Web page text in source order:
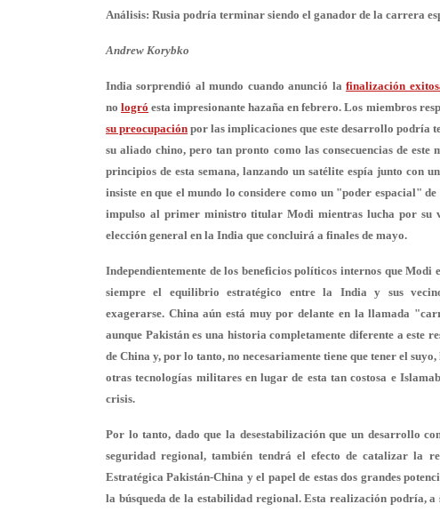
Análisis: Rusia podría terminar siendo el ganador de la carrera
Andrew Korybko
India sorprendió al mundo cuando anunció lafinalización
nologró esta impresionante hazaña en febrero. Los miembros
su preocupación por las implicaciones que este desarrollo podría
su aliado chino, pero tan pronto como las consecuencias de este
principios de esta semana, lanzando un satélite espía junto con
insiste en que el mundo lo considere como un "poder espacial"
impulso al primer ministro titular Modi mientras lucha por su
elección general en la India que concluirá a finales de mayo.
Independientemente de los beneficios políticos internos que
siempre el equilibrio estratégico entre la India y sus
exagerarse. China aún está muy por delante en la llamada
aunque Pakistán es una historia completamente diferente a este
de China y, por lo tanto, no necesariamente tiene que tener el
otras tecnologías militares en lugar de esta tan costosa e
crisis.
Por lo tanto, dado que la desestabilización que un desarrollo
seguridad regional, también tendrá el efecto de catalizar la
Estratégica Pakistán-China y el papel de estas dos grandes
la búsqueda de la estabilidad regional. Esta realización podría,